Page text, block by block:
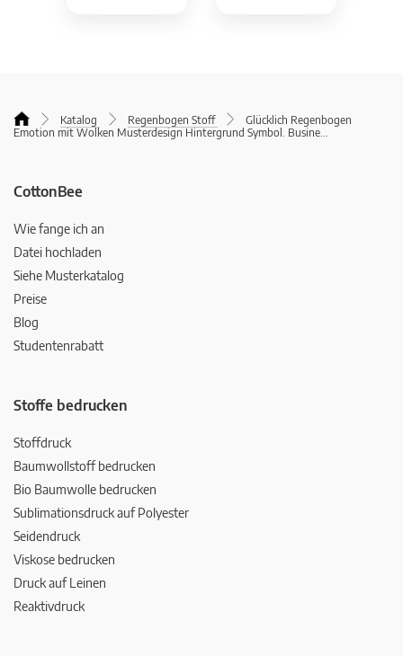
Katalog Regenbogen Stoff
Glücklich Regenbogen
Emotion mit Wolken Musterdesign Hintergrund Symbol. Busine...
CottonBee
Wie fange ich an
Datei hochladen
Siehe Musterkatalog
Preise
Blog
Studentenrabatt
Stoffe bedrucken
Stoffdruck
Baumwollstoff bedrucken
Bio Baumwolle bedrucken
Sublimationsdruck auf Polyester
Seidendruck
Viskose bedrucken
Druck auf Leinen
Reaktivdruck